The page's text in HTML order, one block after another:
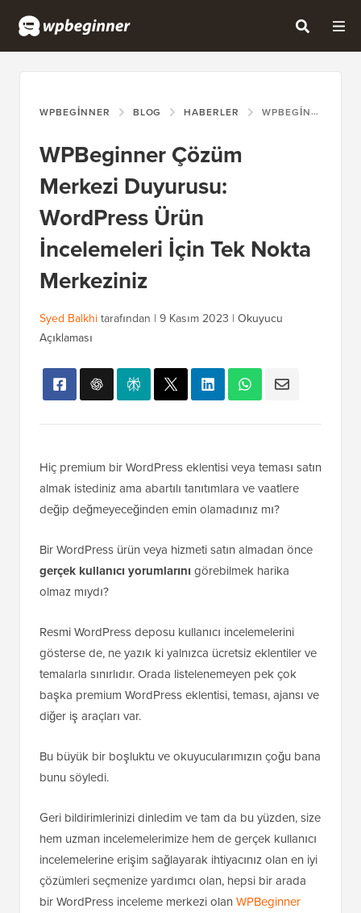
WPBEGINNER BLOG HABERLER WPBEGINNER ÇÖZÜM MERKEZI DUYURUSU: WORDPRESS ÜRÜN İNCELEMELERI İÇIN TEK NOKTA MERKEZINIZ
WPBeginner Çözüm
Merkezi Duyurusu:
WordPress Ürün
İncelemeleri İçin Tek Nokta
Merkeziniz
Syed Balkhitarafından | 9 Kasım 2023 | Okuyucu
Açıklaması
Hiç premium bir WordPress eklentisi veya teması satın
almak istediniz ama abartılı tanıtımlara ve vaatlere
değip değmeyeceğinden emin olamadınız mı?
Bir WordPress ürün veya hizmeti satın almadan önce
gerçek kullanıcı yorumlarını görebilmek harika
olmaz mıydı?
Resmi WordPress deposu kullanıcı incelemelerini
gösterse de, ne yazık ki yalnızca ücretsiz eklentiler ve
temalarla sınırlıdır. Orada listelenemeyen pek çok
başka premium WordPress eklentisi, teması, ajansı ve
diğer iş araçları var.
Bu büyük bir boşluktu ve okuyucularımızın çoğu bana
bunu söyledi.
Geri bildirimlerinizi dinledim ve tam da bu yüzden, size
hem uzman incelemelerimize hem de gerçek kullanıcı
incelemelerine erişim sağlayarak ihtiyacınız olan en iyi
çözümleri seçmenize yardımcı olan, hepsi bir arada
bir WordPress inceleme merkezi olan WPBeginner